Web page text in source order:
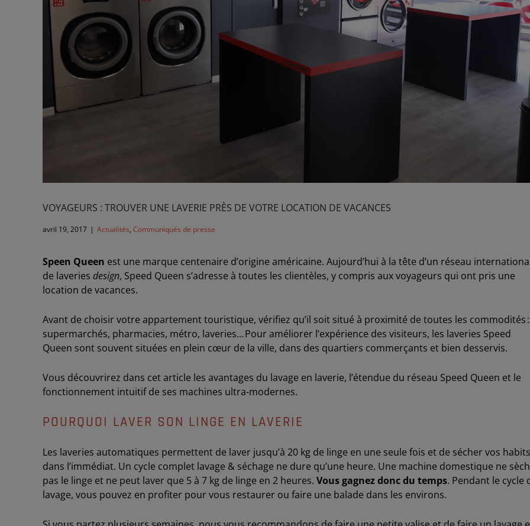
VOYAGEURS : TROUVER UNE LAVERIE PRÈS DE VOTRE LOCATION DE VACANCES
avril 19, 2017 | Actualités, Communiqués de presse
Speen Queen est une marque centenaire d’origine américaine. Aujourd’hui à la tête d’un réseau
de laveries design, Speed Queen s’adresse à toutes les clientèles, y compris aux voyageurs qui ont pris une
location de vacances.
Avant de choisir votre appartement touristique, vérifiez qu’il soit situé à proximité de toutes les commodités :
supermarchés, pharmacies, métro, laveries… Pour améliorer l’expérience des visiteurs, les laveries Speed
Queen sont souvent situées en plein cœur de la ville, dans des quartiers commerçants et bien desservis.
Vous découvrirez dans cet article les avantages du lavage en laverie, l’étendue du réseau Speed Queen et le
fonctionnement intuitif de ses machines ultra-modernes.
POURQUOI LAVER SON LINGE EN LAVERIE
Les laveries automatiques permettent de laver jusqu’à 20 kg de linge en une seule fois et de sécher vos habits
dans l’immédiat. Un cycle complet lavage & séchage ne dure qu’une heure. Une machine domestique ne
pas le linge et ne peut laver que 5 à 7 kg de linge en 2 heures. Vous gagnez donc du temps. Pendant le cycle
lavage, vous pouvez en profiter pour vous restaurer ou faire une balade dans les environs.